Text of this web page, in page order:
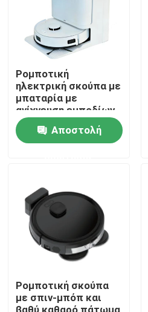
σπίτι
βίντεο
Ρομποτική
ηλεκτρική σκούπα με
μπαταρία με
ανίχνευση εμποδίων
Αποστολή
Ρομποτική σκούπα
με σπιν-μπόπ και